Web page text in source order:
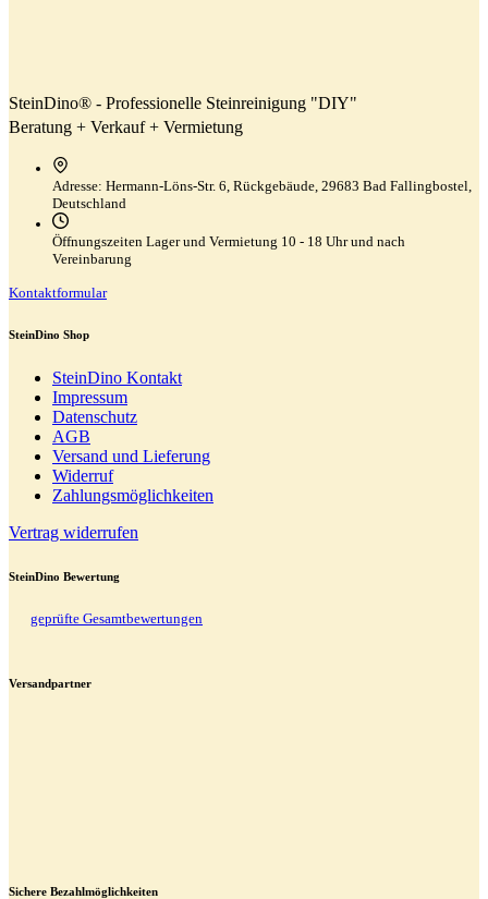
SteinDino® - Professionelle Steinreinigung "DIY"
Beratung + Verkauf + Vermietung
Adresse: Hermann-Löns-Str. 6, Rückgebäude, 29683 Bad Fallingbostel,
Deutschland
Öffnungszeiten Lager und Vermietung 10 - 18 Uhr und nach
Vereinbarung
Kontaktformular
SteinDino Shop
SteinDino Kontakt
Impressum
Datenschutz
AGB
Versand und Lieferung
Widerruf
Zahlungsmöglichkeiten
Vertrag widerrufen
SteinDino Bewertung
geprüfte Gesamtbewertungen
Versandpartner
Sichere Bezahlmöglichkeiten